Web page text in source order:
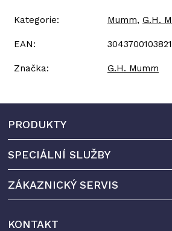
Kategorie: Mumm, G.H.
EAN: 3043700103821
Značka: G.H. Mumm
p
a
PRODUKTY
SPECIÁLNÍ SLUŽBY
ZÁKAZNICKÝ SERVIS
KONTAKT